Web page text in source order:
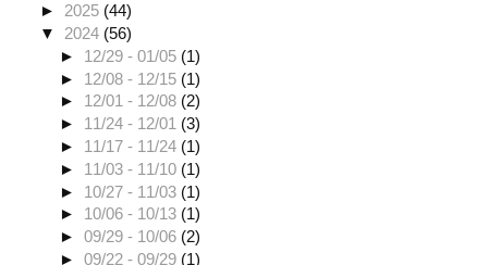
► 2025 (44)
▼ 2024 (56)
► 12/29 - 01/05 (1)
► 12/08 - 12/15 (1)
► 12/01 - 12/08 (2)
► 11/24 - 12/01 (3)
► 11/17 - 11/24 (1)
► 11/03 - 11/10 (1)
► 10/27 - 11/03 (1)
► 10/06 - 10/13 (1)
►09/29 - 10/06 (2)
►09/22 - 09/29 (1)